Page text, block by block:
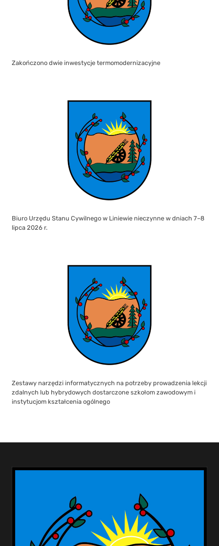
Zakończono dwie inwestycje termomodernizacyjne
Biuro Urzędu Stanu Cywilnego w Liniewie nieczynne w dniach 7–8
lipca 2026 r.
Zestawy narzędzi informatycznych na potrzeby prowadzenia lekcji
zdalnych lub hybrydowych dostarczone szkołom zawodowym i
instytucjom kształcenia ogólnego